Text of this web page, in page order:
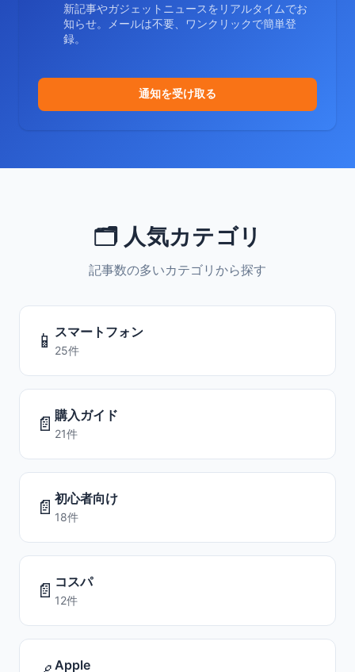
新記事やガジェットニュースをリアルタイムでお
知らせ。メールは不要、ワンクリックで簡単登
録。
通知を受け取る
🗂️ 人気カテゴリ
記事数の多いカテゴリから探す
📱 スマートフォン
25件
📄 購入ガイド
21件
📄 初心者向け
18件
📄 コスパ
12件
Apple